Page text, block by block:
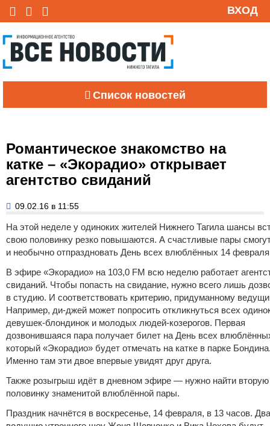
ВХОД
Список новостей
Романтическое знакомство на
катке – «Экорадио» открывает
агентство свиданий
09.02.16 в 11:55
На этой неделе у одиноких жителей Нижнего Тагила шансы
свою половинку резко повышаются. А счастливые пары
и необычно отпраздновать День всех влюблённых 14
В эфире «Экорадио» на 103,0 FM всю неделю работает
свиданий. Чтобы попасть на свидание, нужно всего лишь
в студию. И соответствовать критерию, придуманному
Например, ди-джей может попросить откликнуться всех
девушек-блондинок и молодых людей-козерогов. Первая
дозвонившаяся пара получает билет на День всех
который «Экорадио» будет отмечать на катке в парке
Именно там эти двое впервые увидят друг друга.
Также розыгрыш идёт в дневном эфире — нужно найти вторую
половинку знаменитой влюблённой пары.
Праздник начнётся в воскресенье, 14 февраля, в 13 часов.